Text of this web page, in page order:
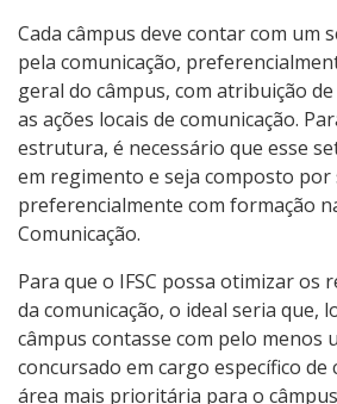
Cada câmpus deve contar com um
pela comunicação,
geral do câmpus, com atribuição
as ações locais de comunicação.
estrutura, é necessário que esse
em regimento e seja composto por
preferencialmente com formação
Comunicação.
Para que o IFSC possa otimizar os
da comunicação, o ideal seria que,
câmpus contasse com pelo menos
concursado em cargo específico de
área mais prioritária para o